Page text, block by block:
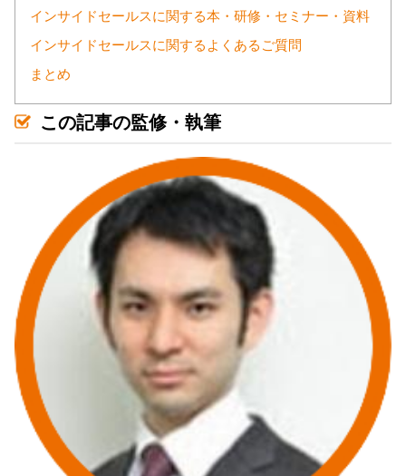
インサイドセールスに関する本・研修・セミナー・資料
インサイドセールスに関するよくあるご質問
まとめ
この記事の監修・執筆